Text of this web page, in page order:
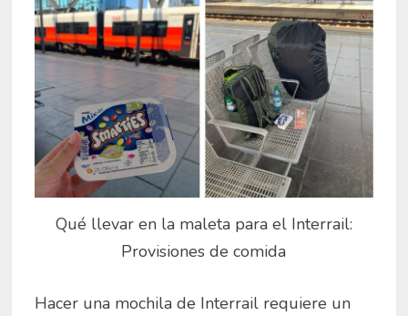
Qué llevar en la maleta para el Interrail:
Provisiones de comida
Hacer una mochila de Interrail requiere un